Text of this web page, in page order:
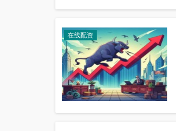
在线配资